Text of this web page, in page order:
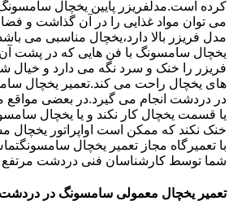
کرده است.مدلفریزر پایین یخچال سامسونگ
می توان مواد غذایی را در آن گذاشت و
مدل فریزر بالا دارد،یخچال مناسبی می
یخچال سامسونگ با فن هایی که در پشت آن
فریزر را خنک و سرد نگه می دارد و خیال
های یخچال راحت می کند.تعمیر یخچال
در دردشت انجام می گیرد.در بعضی مواقع
یا قسمت یخچال کار نکند و یا یخچال
خنک نکند که ممکن است اواپراتور یخچال
با تعمیرگاه مجاز تعمیر یخچال
شما توسط کارشناسان فنی دردشت مرتفع
تعمیر یخچال معمولی سامسونگ در دردشت